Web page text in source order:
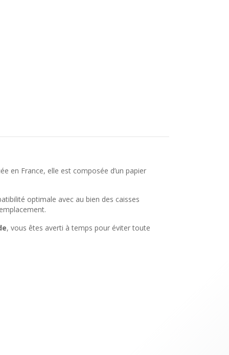
en France, elle est composée d’un papier
optimale avec au bien des caisses
, vous êtes averti à temps pour éviter toute